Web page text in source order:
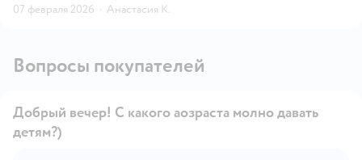
07 февраля 2026 · Анастасия К.
Вопросы покупателей
Добрый вечер! С какого аозраста молно давать
детям?)